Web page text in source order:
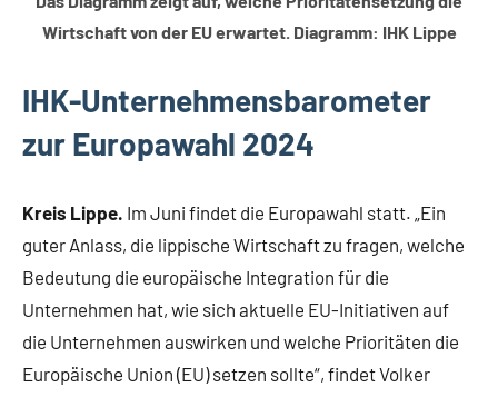
Wirtschaft von der EU erwartet. Diagramm: IHK Lippe
IHK-Unternehmensbarometer
zur Europawahl 2024
Kreis Lippe. Im Juni findet die Europawahl statt. „Ein
guter Anlass, die lippische Wirtschaft zu fragen, welche
Bedeutung die europäische Integration für die
Unternehmen hat, wie sich aktuelle EU-Initiativen auf
die Unternehmen auswirken und welche Prioritäten die
Europäische Union (EU) setzen sollte“, findet Volker